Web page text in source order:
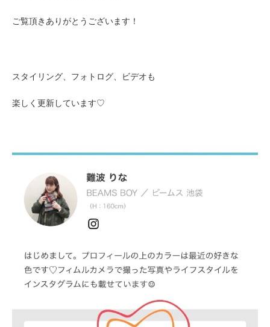
ご覧頂きありがとうございます！
スタイリング、フォトログ、ビデオも
楽しく更新しています♡